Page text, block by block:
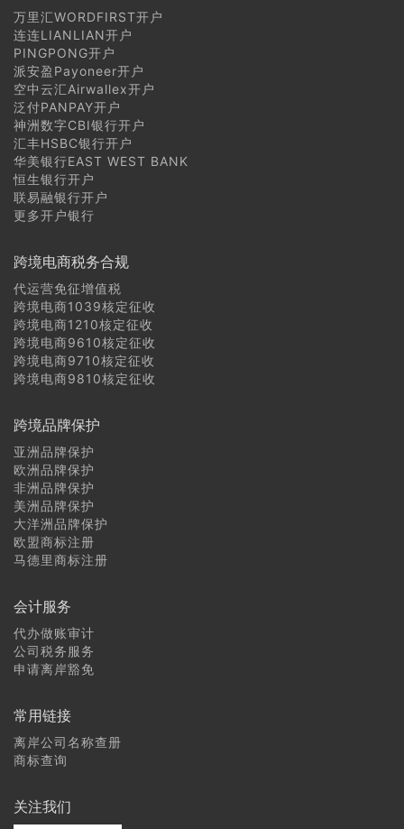
万里汇WORDFIRST开户
连连LIANLIAN开户
PINGPONG开户
派安盈Payoneer开户
空中云汇Airwallex开户
泛付PANPAY开户
神洲数字CBI银行开户
汇丰HSBC银行开户
华美银行EAST WEST BANK
恒生银行开户
联易融银行开户
更多开户银行
跨境电商税务合规
代运营免征增值税
跨境电商1039核定征收
跨境电商1210核定征收
跨境电商9610核定征收
跨境电商9710核定征收
跨境电商9810核定征收
跨境品牌保护
亚洲品牌保护
欧洲品牌保护
非洲品牌保护
美洲品牌保护
大洋洲品牌保护
欧盟商标注册
马德里商标注册
会计服务
代办做账审计
公司税务服务
申请离岸豁免
常用链接
离岸公司名称查册
商标查询
关注我们